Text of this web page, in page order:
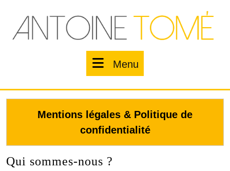
content
Menu
Mentions légales & Politique de
confidentialité
Qui sommes-nous ?